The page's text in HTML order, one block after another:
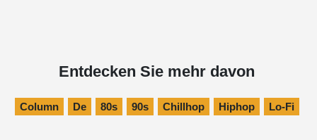
Entdecken Sie mehr davon
Column De 80s 90s Chillhop Hiphop Lo-Fi